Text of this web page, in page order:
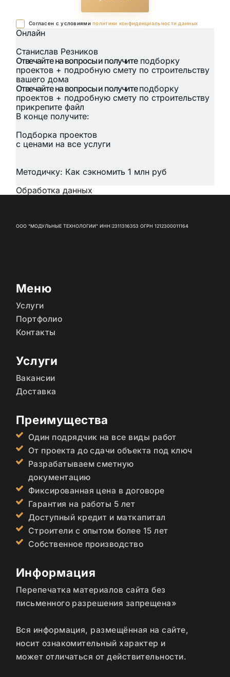
Cогласен с условиямиполитики конфиденциальности данных
Онлайн
Станислав Резников
Отвечайте на вопросы и получитеподборку
проектов + подробную смету по строительству
вашего дома
Отвечайте на вопросы и получитеподборку
проектов + подробную смету по строительству
прикрепите файл
В конце получите:
Подборка проектов
с ценами на все услуги
Методичку: Как сэкномить 1 млн руб
Обработка данных
ООО "МОДУЛЬНЫЕ ТЕХНОЛОГИИ" ИНН:2311316353 ОГРН 1212300011164
Меню
Услуги
Портфолио
Контакты
Услуги
Вакансии
Доставка
Преимущества
Один подрядчик на все виды работ
От проекта до сдачи объекта под ключ
Разрабатываем сметную
документацию
Фиксированная цена в договоре
Гарантия на работы 5 лет
Доступный кредит и маткапитал
Строители с опытом более 15 лет
Собственное производство
Информация
Перепечатка материалов сайта без
письменного разрешения запрещена»
Вся информация, размещённая на сайте,
носит ознакомительный характер и
может отличаться от действительности.